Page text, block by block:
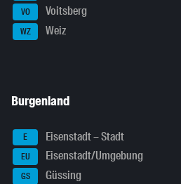
VO Voitsberg
WZ Weiz
Burgenland
E Eisenstadt – Stadt
EU Eisenstadt/Umgebung
GS Güssing